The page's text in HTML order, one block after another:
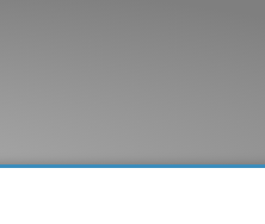
إعلانعن فتحLire la suite